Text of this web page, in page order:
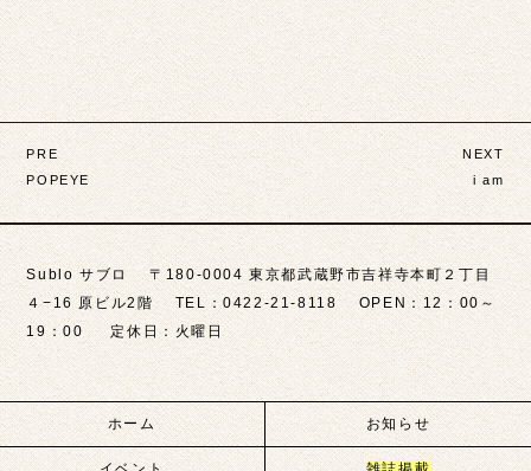
投
稿
ナ
ビ
ゲ
ー
シ
ョ
PRE
POPEYE
NEXT
i am
Sublo サブロ 〒180-0004 東京都武蔵野市吉祥寺本町２丁目
４−16 原ビル2階 TEL：0422-21-8118 OPEN：12：00～
19：00 定休日：火曜日
ホーム お知らせ